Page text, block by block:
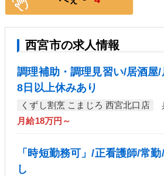
西宮市の求人情報
調理補助・調理見習い/居酒屋/
8日以上休みあり
くずし割烹 こまじろ 西宮北口店
月給18万円～
「時短勤務可」/正看護師/常
し